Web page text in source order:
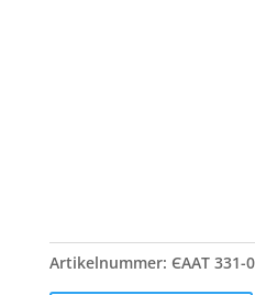
Artikelnummer: ЄААТ 331-